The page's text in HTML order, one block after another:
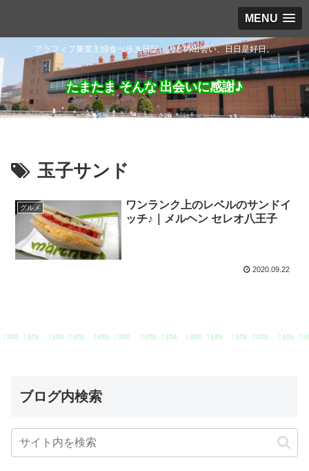
MENU
アラフィフ兼業主婦食べ歩き日記。人との出会い、日日是好日。
たまたま そんな 出会いに感謝♪
玉子サンド
グルメ
ワンランク上のレベルのサンドイ
ッチ♪｜メルヘン セレオ八王子
2020.09.22
ブログ内検索